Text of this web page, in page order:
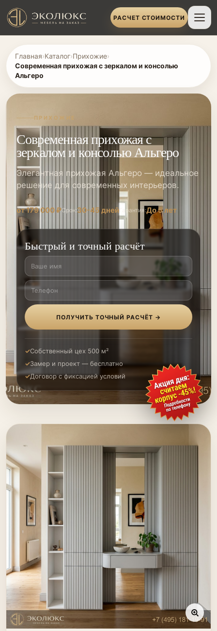
РАСЧЕТ СТОИМОСТИ
Главная›Каталог›Прихожие›
Современная прихожая с зеркалом и консолью
Альгеро
ПРИХОЖИЕ
Современная прихожая с
зеркалом и консолью Альгеро
Элегантная прихожая Альгеро — идеальное
решение для современных интерьеров.
от 179 000 ₽Срок:30-45 дней Гарантия:До 5 лет
Быстрый и точный расчёт
ПОЛУЧИТЬ ТОЧНЫЙ РАСЧЁТ →
Собственный цех 500 м²
Замер и проект — бесплатно
Договор с фиксацией условий